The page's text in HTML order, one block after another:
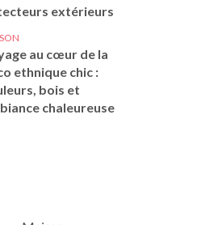
extérieurs
au cœur de la
ethnique chic :
bois et
chaleureuse